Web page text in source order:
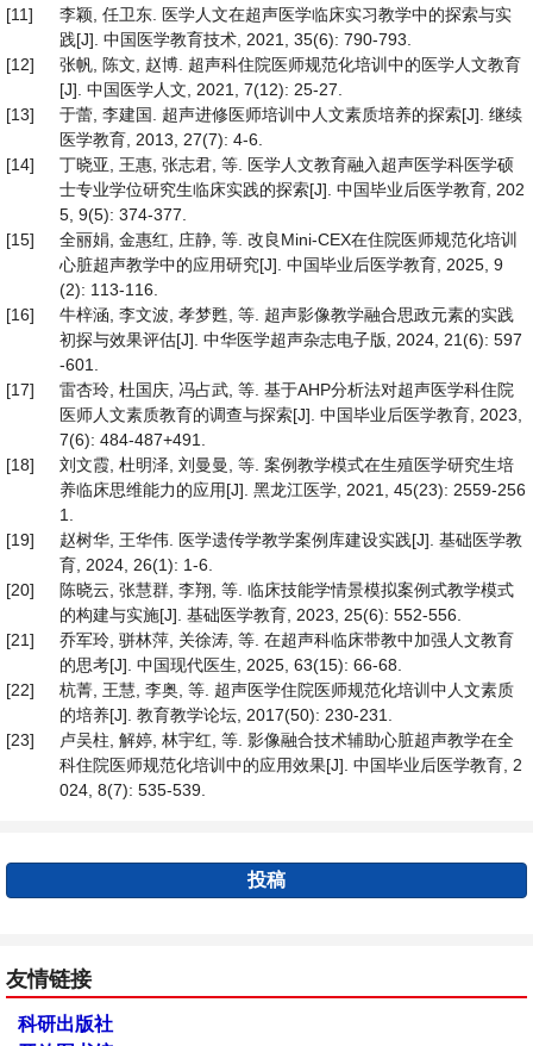
[11]
李颖, 任卫东. 医学人文在超声医学临床实习教学中的探索与实
践[J]. 中国医学教育技术, 2021, 35(6): 790-793.
[12]
张帆, 陈文, 赵博. 超声科住院医师规范化培训中的医学人文教育
[J]. 中国医学人文, 2021, 7(12): 25-27.
[13]
于蕾, 李建国. 超声进修医师培训中人文素质培养的探索[J]. 继续
医学教育, 2013, 27(7): 4-6.
[14]
丁晓亚, 王惠, 张志君, 等. 医学人文教育融入超声医学科医学硕
士专业学位研究生临床实践的探索[J]. 中国毕业后医学教育, 202
5, 9(5): 374-377.
[15]
全丽娟, 金惠红, 庄静, 等. 改良Mini-CEX在住院医师规范化培训
心脏超声教学中的应用研究[J]. 中国毕业后医学教育, 2025, 9
(2): 113-116.
[16]
牛梓涵, 李文波, 孝梦甦, 等. 超声影像教学融合思政元素的实践
初探与效果评估[J]. 中华医学超声杂志电子版, 2024, 21(6): 597
-601.
[17]
雷杏玲, 杜国庆, 冯占武, 等. 基于AHP分析法对超声医学科住院
医师人文素质教育的调查与探索[J]. 中国毕业后医学教育, 2023,
7(6): 484-487+491.
[18]
刘文霞, 杜明泽, 刘曼曼, 等. 案例教学模式在生殖医学研究生培
养临床思维能力的应用[J]. 黑龙江医学, 2021, 45(23): 2559-256
1.
[19]
赵树华, 王华伟. 医学遗传学教学案例库建设实践[J]. 基础医学教
育, 2024, 26(1): 1-6.
[20]
陈晓云, 张慧群, 李翔, 等. 临床技能学情景模拟案例式教学模式
的构建与实施[J]. 基础医学教育, 2023, 25(6): 552-556.
[21]
乔军玲, 骈林萍, 关徐涛, 等. 在超声科临床带教中加强人文教育
的思考[J]. 中国现代医生, 2025, 63(15): 66-68.
[22]
杭菁, 王慧, 李奥, 等. 超声医学住院医师规范化培训中人文素质
的培养[J]. 教育教学论坛, 2017(50): 230-231.
[23]
卢吴柱, 解婷, 林宇红, 等. 影像融合技术辅助心脏超声教学在全
科住院医师规范化培训中的应用效果[J]. 中国毕业后医学教育, 2
024, 8(7): 535-539.
投稿
友情链接
科研出版社